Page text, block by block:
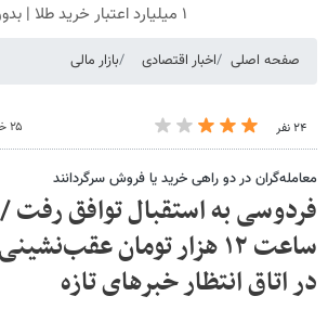
۱ میلیارد اعتبار خرید طلا | بدون ضامن و چک
صفحه اصلی اخبار اقتصادی بازار مالی
۲۴ نفر ۲۵ خرداد ۱۴۰۵ - ۱۹:۳۰
معامله‌گران در دو ‌راهی خرید یا فروش سرگردانند
فردوسی به استقبال توافق رفت
ساعت ۱۲ هزار تومان
در اتاق انتظار خبرهای تازه